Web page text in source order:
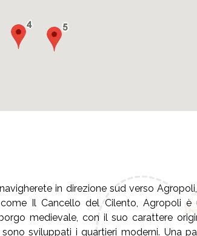
in direzione sud verso
Il Cancello del Cilento, Agropoli
medievale, con il suo carattere
sviluppati i quartieri moderni. Una